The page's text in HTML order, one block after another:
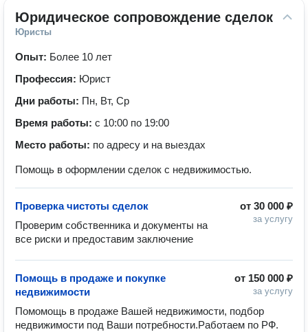
Юридическое сопровождение сделок
Юристы
Опыт: Более 10 лет
Профессия: Юрист
Дни работы: Пн, Вт, Ср
Время работы: с 10:00 по 19:00
Место работы: по адресу и на выездах
Помощь в оформлении сделок с недвижимостью.
от 30 000 ₽
за услугу
Проверка чистоты сделок
Проверим собственника и документы на
все риски и предоставим заключение
от 150 000 ₽
за услугу
Помощь в продаже и покупке
недвижимости
Помомощь в продаже Вашей недвижимости, подбор
недвижимости под Ваши потребности.Работаем по РФ.